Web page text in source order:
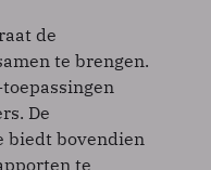
de
te brengen.
De
biedt bovendien
te